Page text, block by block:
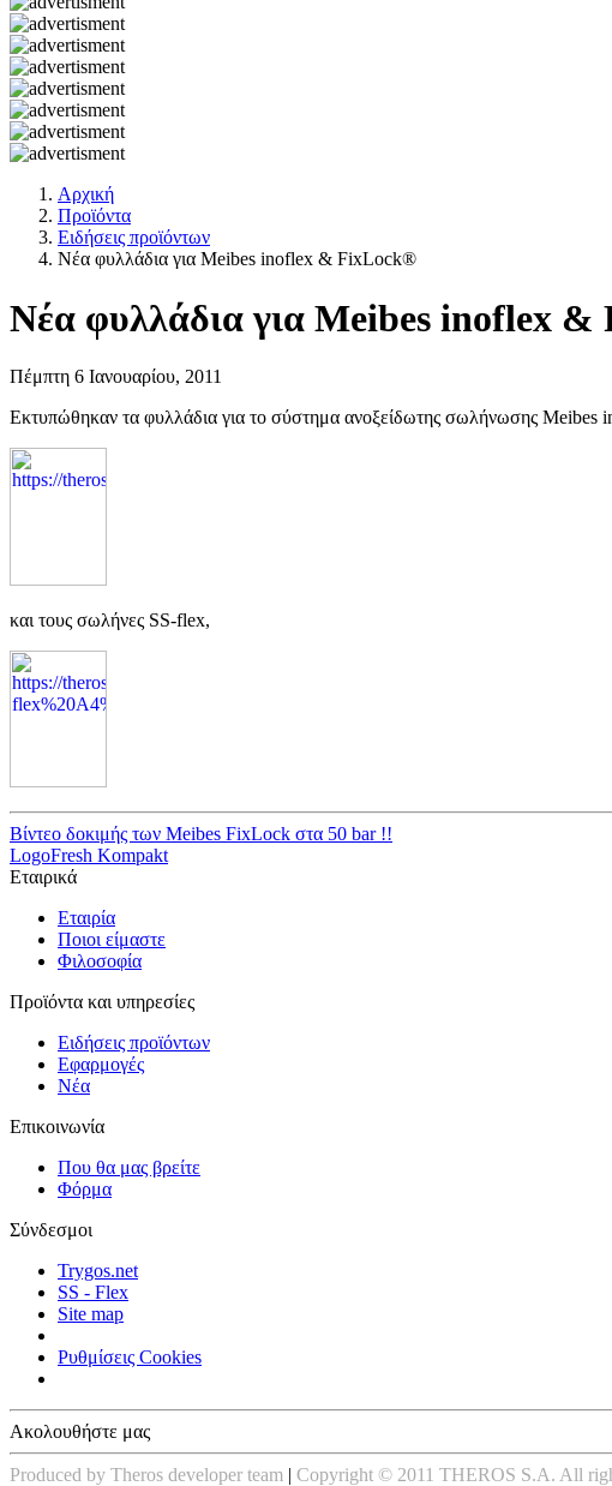
Αρχική
Προϊόντα
Ειδήσεις προϊόντων
Νέα φυλλάδια για Meibes inoflex & FixLock®
Νέα φυλλάδια για Meibes inoflex
Πέμπτη 6 Ιανουαρίου, 2011
Εκτυπώθηκαν τα φυλλάδια για το σύστημα ανοξείδωτης σωλήνωσης Meibes
και τους σωλήνες SS-flex,
Βίντεο δοκιμής των Meibes FixLock στα 50 bar !!
LogoFresh Kompakt
Εταιρικά
Εταιρία
Ποιοι είμαστε
Φιλοσοφία
Προϊόντα και υπηρεσίες
Ειδήσεις προϊόντων
Εφαρμογές
Νέα
Επικοινωνία
Που θα μας βρείτε
Φόρμα
Σύνδεσμοι
Trygos.net
SS - Flex
Site map
Ρυθμίσεις Cookies
Ακολουθήστε μας
Produced by Theros developer team | Copyright © 2011 THEROS S.A. All